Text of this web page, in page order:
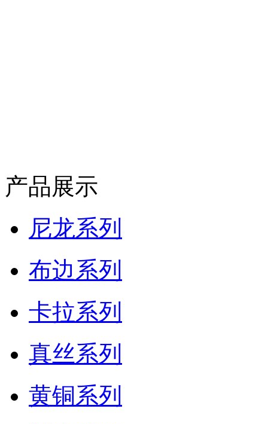
产品展示
尼龙系列
布边系列
卡拉系列
真丝系列
黄铜系列